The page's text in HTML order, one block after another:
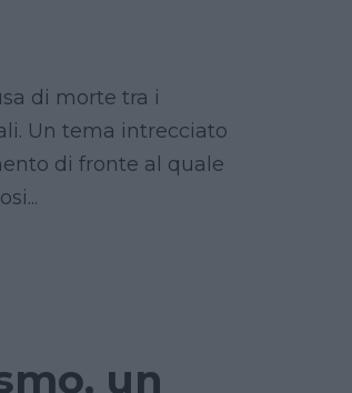
di morte tra i
Un tema intrecciato
di fronte al quale
un